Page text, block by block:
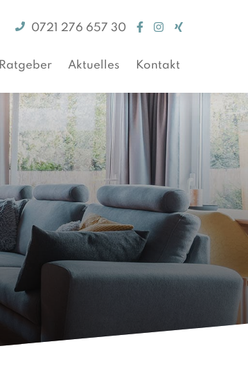
0721 276 657 30
Ratgeber Aktuelles Kontakt